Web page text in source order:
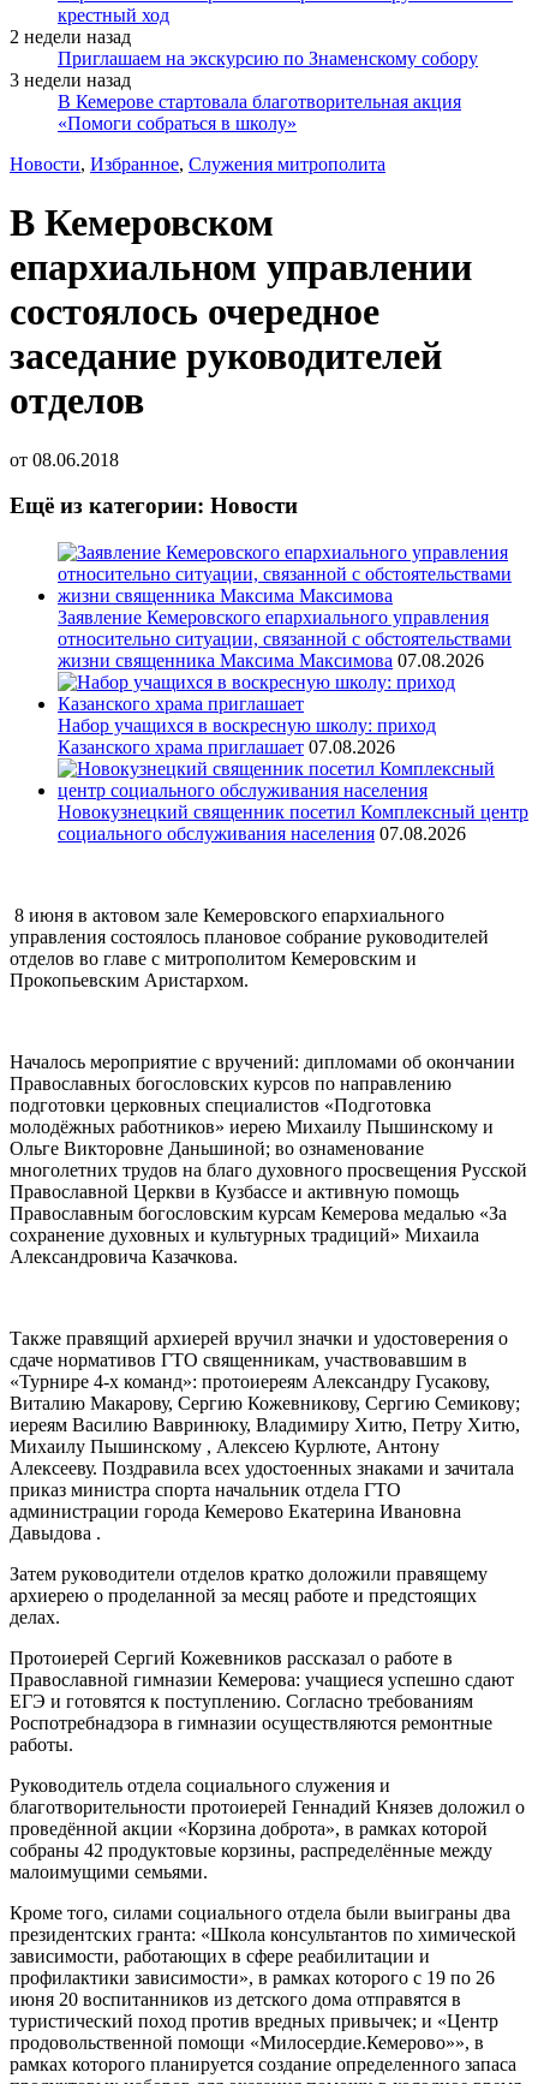
крестный ход
2 недели назад
Приглашаем на экскурсию по Знаменскому собору
3 недели назад
В Кемерове стартовала благотворительная акция
«Помоги собраться в школу»
Новости, Избранное, Служения митрополита
В Кемеровском
епархиальном управлении
состоялось очередное
заседание руководителей
отделов
от 08.06.2018
Ещё из категории: Новости
Заявление Кемеровского епархиального управления
относительно ситуации, связанной с обстоятельствами
жизни священника Максима Максимова 07.08.2026
Набор учащихся в воскресную школу: приход
Казанского храма приглашает 07.08.2026
Новокузнецкий священник посетил Комплексный центр
социального обслуживания населения 07.08.2026
8 июня в актовом зале Кемеровского епархиального
управления состоялось плановое собрание руководителей
отделов во главе с митрополитом Кемеровским и
Прокопьевским Аристархом.
Началось мероприятие с вручений: дипломами об окончании
Православных богословских курсов по направлению
подготовки церковных специалистов «Подготовка
молодёжных работников» иерею Михаилу Пышинскому и
Ольге Викторовне Даньшиной; во ознаменование
многолетних трудов на благо духовного просвещения Русской
Православной Церкви в Кузбассе и активную помощь
Православным богословским курсам Кемерова медалью «За
сохранение духовных и культурных традиций» Михаила
Александровича Казачкова.
Также правящий архиерей вручил значки и удостоверения о
сдаче нормативов ГТО священникам, участвовавшим в
«Турнире 4-х команд»: протоиереям Александру Гусакову,
Виталию Макарову, Сергию Кожевникову, Сергию Семикову;
иереям Василию Вавринюку, Владимиру Хитю, Петру Хитю,
Михаилу Пышинскому , Алексею Курлюте, Антону
Алексееву. Поздравила всех удостоенных знаками и зачитала
приказ министра спорта начальник отдела ГТО
администрации города Кемерово Екатерина Ивановна
Давыдова .
Затем руководители отделов кратко доложили правящему
архиерею о проделанной за месяц работе и предстоящих
делах.
Протоиерей Сергий Кожевников рассказал о работе в
Православной гимназии Кемерова: учащиеся успешно сдают
ЕГЭ и готовятся к поступлению. Согласно требованиям
Роспотребнадзора в гимназии осуществляются ремонтные
работы.
Руководитель отдела социального служения и
благотворительности протоиерей Геннадий Князев доложил о
проведённой акции «Корзина доброта», в рамках которой
собраны 42 продуктовые корзины, распределённые между
малоимущими семьями.
Кроме того, силами социального отдела были выиграны два
президентских гранта: «Школа консультантов по химической
зависимости, работающих в сфере реабилитации и
профилактики зависимости», в рамках которого с 19 по 26
июня 20 воспитанников из детского дома отправятся в
туристический поход против вредных привычек; и «Центр
продовольственной помощи «Милосердие.Кемерово»», в
рамках которого планируется создание определенного запаса